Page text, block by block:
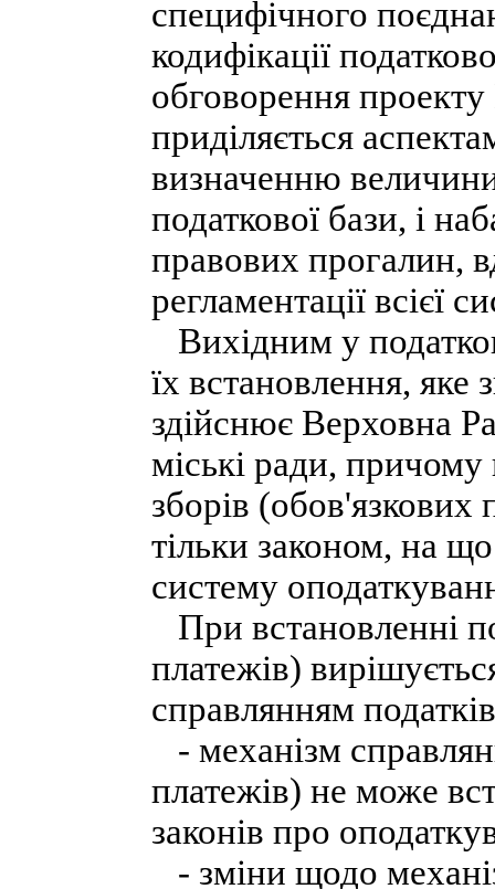
специфічного
кодифікації
обговорення
приділяється
визначенню
податкової бази, і
правових прогалин,
регламентації всієї
Вихідним у
їх встановлення, яке
здійснює Верховна
міські ради,
зборів
тільки законом, на
систему
При встановленні
платежів)
справлянням
- механізм
платежів) не може
законів про
- зміни щодо